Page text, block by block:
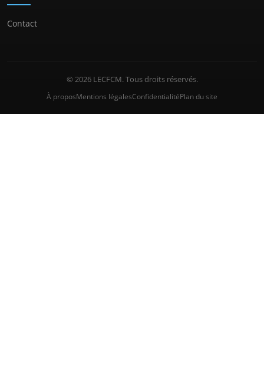
Contact
© 2026 LECFCM. Tous droits réservés.
À proposMentions légalesConfidentialitéPlan du site